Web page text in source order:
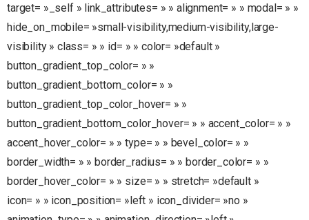
target= »_self » link_attributes= » » alignment= » » modal= » »
hide_on_mobile= »small-visibility,medium-visibility,large-
visibility » class= » » id= » » color= »default »
button_gradient_top_color= » »
button_gradient_bottom_color= » »
button_gradient_top_color_hover= » »
button_gradient_bottom_color_hover= » » accent_color= » »
accent_hover_color= » » type= » » bevel_color= » »
border_width= » » border_radius= » » border_color= » »
border_hover_color= » » size= » » stretch= »default »
icon= » » icon_position= »left » icon_divider= »no »